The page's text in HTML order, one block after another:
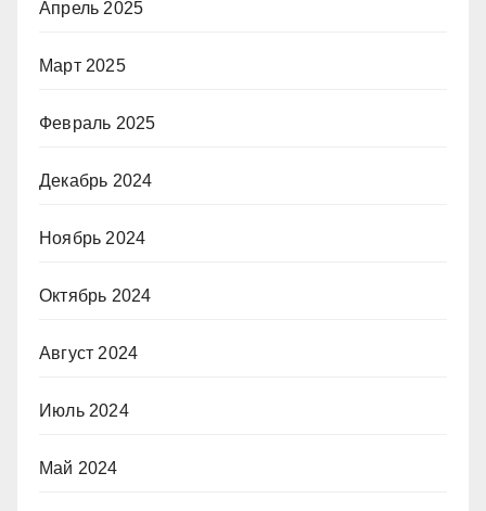
Апрель 2025
Март 2025
Февраль 2025
Декабрь 2024
Ноябрь 2024
Октябрь 2024
Август 2024
Июль 2024
Май 2024